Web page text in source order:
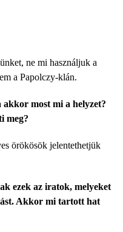
ne mi használjuk a
a Papolczy-klán.
most mi a helyzet?
meg?
örökösök jelentethetjük
ezek az iratok, melyeket
Akkor mi tartott hat